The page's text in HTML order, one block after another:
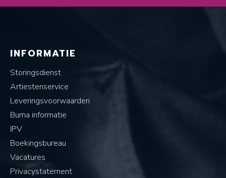
INFORMATIE
Storingsdienst
Artiestenservice
Leveringsvoorwaarden
Buma informatie
IPV
Boekingsbureau
Vacatures
Privacystatement